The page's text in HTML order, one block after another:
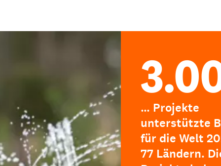
… Projekte
unterstützte
für die Welt
77 Ländern.